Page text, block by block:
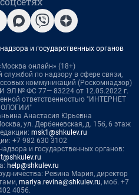
и государственных органов
онлайн» (18+)
по надзору в сфере связи,
коммуникаций (Роскомнадзор)
ЭЛ № ФС 77— 83224 от 12.05.2022 г.
ответственностью "ИНТЕРНЕТ
Анастасия Юрьевна
ул. Дербеневская, д. 15б, 6 этаж
msk1@shkulev.ru
+7 982 630 3102
и государственных органов:
help@shkulev.ru
Ревина Мария, директор
mariya.revina@shkulev.ru, моб. +7
4056.